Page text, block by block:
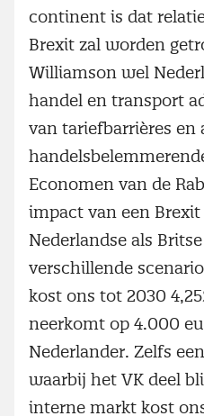
continent is dat
Brexit zal worden
Williamson wel
handel en transport
van tariefbarrières en
Economen van de
impact van een
Nederlandse als
verschillende
kost ons tot 2030
neerkomt op 4.000
Nederlander. Zelfs
waarbij het VK deel
interne markt kost